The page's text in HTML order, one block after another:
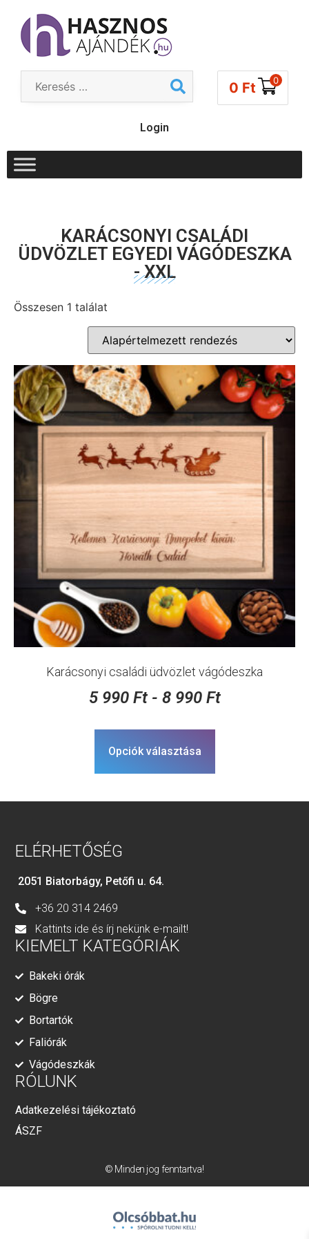
0 Ft 0
Login
KARÁCSONYI CSALÁDI
ÜDVÖZLET EGYEDI VÁGÓDESZKA
- XXL
Összesen 1 találat
Karácsonyi családi üdvözlet vágódeszka
5 990 Ft- 8 990 Ft
Opciók választása
ELÉRHETŐSÉG
2051 Biatorbágy, Petőfi u. 64.
+36 20 314 2469
Kattints ide és írj nekünk e-mailt!
KIEMELT KATEGÓRIÁK
Bakeki órák
Bögre
Bortartók
Faliórák
Vágódeszkák
RÓLUNK
Adatkezelési tájékoztató
ÁSZF
© Minden jog fenntartva!